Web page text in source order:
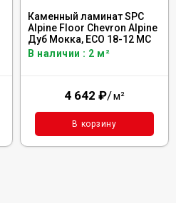
Каменный ламинат SPC
Alpine Floor Chevron Alpine
Дуб Мокка, ECO 18-12 MC
В наличии : 2 м²
4 642 ₽/м²
В корзину